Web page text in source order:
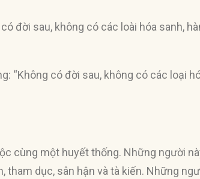
đời sau, không có các loài hóa sanh,
“Không có đời sau, không có các loại
cùng một huyết thống. Những người
tham dục, sân hận và tà kiến. Những